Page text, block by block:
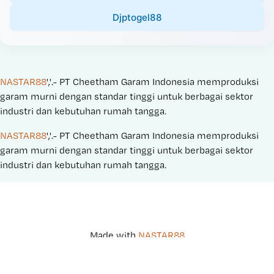
Djptogel88
NASTAR88','.- PT Cheetham Garam Indonesia memproduksi
garam murni dengan standar tinggi untuk berbagai sektor
industri dan kebutuhan rumah tangga.
NASTAR88','.- PT Cheetham Garam Indonesia memproduksi
garam murni dengan standar tinggi untuk berbagai sektor
industri dan kebutuhan rumah tangga.
Made with NASTAR88